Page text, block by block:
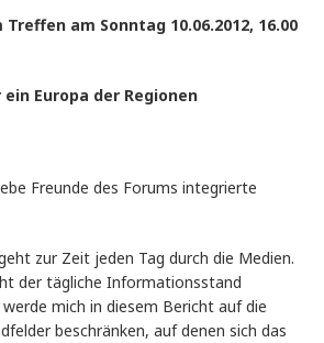
am Sonntag 10.06.2012, 16.00
Europa der Regionen
Freunde des Forums integrierte
zur Zeit jeden Tag durch die Medien.
der tägliche Informationsstand
mich in diesem Bericht auf die
beschränken, auf denen sich das